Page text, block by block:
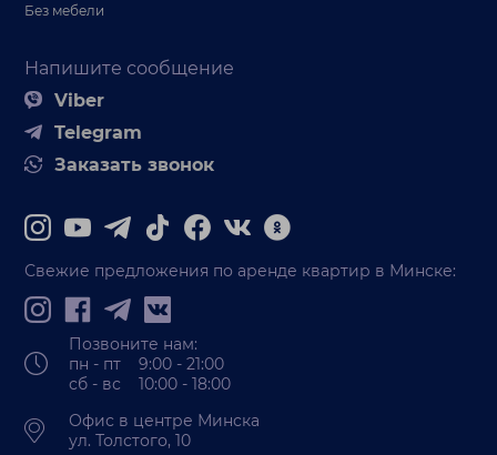
Напишите сообщение
Viber
Telegram
Заказать звонок
Без мебели
Свежие предложения по аренде квартир в Минске:
Позвоните нам:
пн - пт 9:00 - 21:00
сб - вс 10:00 - 18:00
Офис в центре Минска
ул. Толстого, 10